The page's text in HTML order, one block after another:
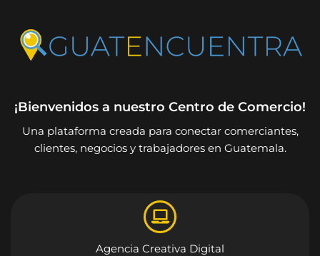
¡Bienvenidos a nuestro Centro de Comercio!
Una plataforma creada para conectar comerciantes,
clientes, negocios y trabajadores en Guatemala.
Agencia Creativa Digital